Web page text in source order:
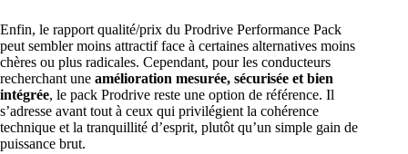
Enfin, le rapport qualité/prix du Prodrive Performance Pack
peut sembler moins attractif face à certaines alternatives moins
chères ou plus radicales. Cependant, pour les conducteurs
recherchant une amélioration mesurée, sécurisée et bien
intégrée, le pack Prodrive reste une option de référence. Il
s’adresse avant tout à ceux qui privilégient la cohérence
technique et la tranquillité d’esprit, plutôt qu’un simple gain de
puissance brut.